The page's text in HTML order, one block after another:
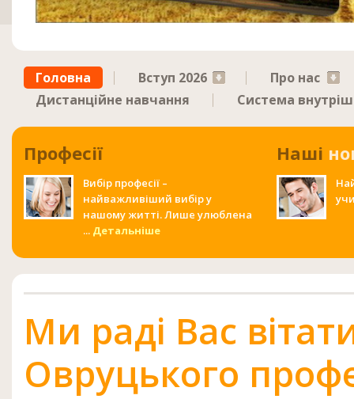
Головна Вступ 2026
Про нас
Дистанційне навчання
Система
Професії
Вибір професії –
найважливіший вибір у
нашому житті. Лише улюблена
... Детальніше
Наші
Ми раді Вас
Овруцького